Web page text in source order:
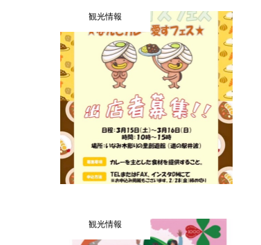
観光情報
観光情報